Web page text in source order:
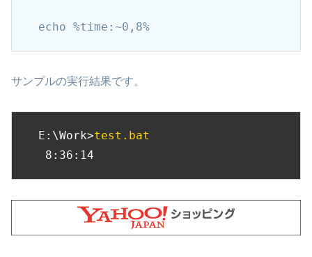
echo %time:~0,8%
サンプルの実行結果です。
E:\Work>test.bat
8:36:14